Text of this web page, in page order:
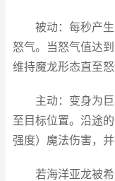
被动：每秒产
怒气。当怒气值达
维持魔龙形态直至怒
主动：变身为
至目标位置。沿途
强度）魔法伤害，
若海洋亚龙被